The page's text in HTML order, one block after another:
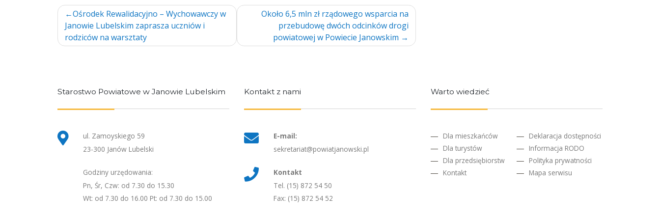
Nawigacja
wpisu
Ośrodek Rewalidacyjno – Wychowawczy w
Janowie Lubelskim zaprasza uczniów i
rodziców na warsztaty
Około 6,5 mln zł rządowego wsparcia na
przebudowę dwóch odcinków drogi
powiatowej w Powiecie Janowskim
Starostwo Powiatowe w Janowie Lubelskim
ul. Zamoyskiego 59
23-300 Janów Lubelski
Godziny urzędowania:
Pn, Śr, Czw: od 7.30 do 15.30
Wt: od 7.30 do 16.00 Pt: od 7.30 do 15.00
Kontakt z nami
E-mail:
sekretariat@powiatjanowski.pl
Kontakt
Tel. (15) 872 54 50
Fax: (15) 872 54 52
Warto wiedzieć
Dla mieszkańców
Deklaracja dostępności
Dla turystów
Informacja RODO
Dla przedsiębiorstw
Polityka prywatności
Kontakt
Mapa serwisu